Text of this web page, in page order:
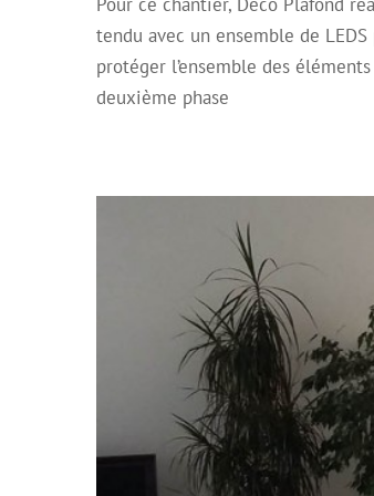
tendu avec un ensemble de
protéger l’ensemble des
deuxième phase